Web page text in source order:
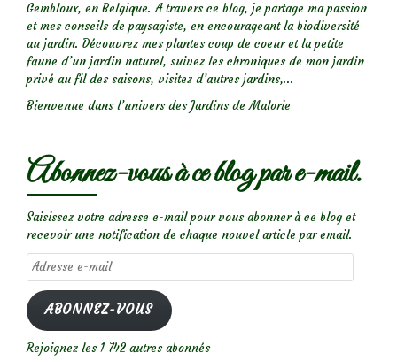
Gembloux, en Belgique. A travers ce blog, je partage ma passion
et mes conseils de paysagiste, en encourageant la biodiversité
au jardin. Découvrez mes plantes coup de coeur et la petite
faune d’un jardin naturel, suivez les chroniques de mon jardin
privé au fil des saisons, visitez d’autres jardins,...
Bienvenue dans l’univers des Jardins de Malorie
Abonnez-vous à ce blog par e-mail.
Saisissez votre adresse e-mail pour vous abonner à ce blog et
recevoir une notification de chaque nouvel article par email.
Adresse
e-
mail
ABONNEZ-VOUS
Rejoignez les 1 742 autres abonnés